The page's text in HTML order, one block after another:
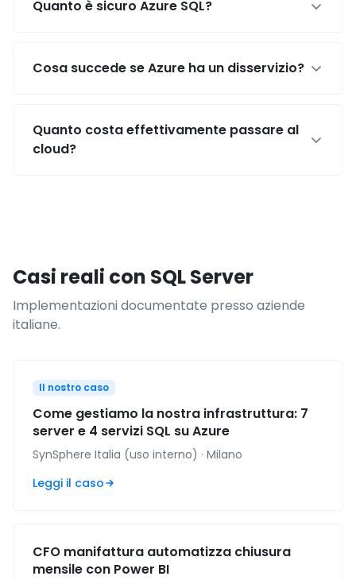
Quanto è sicuro Azure SQL?
Cosa succede se Azure ha un disservizio?
Quanto costa effettivamente passare al
cloud?
Casi reali con SQL Server
Implementazioni documentate presso aziende
italiane.
Il nostro caso
Come gestiamo la nostra infrastruttura: 7
server e 4 servizi SQL su Azure
SynSphere Italia (uso interno) · Milano
Leggi il caso
CFO manifattura automatizza chiusura
mensile con Power BI